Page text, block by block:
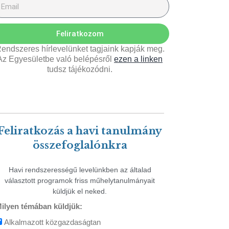
Feliratkozom
hírlevelünket tagjaink kapják meg.
Egyesületbe való belépésről ezen a linken
tudsz tájékozódni.
a havi tanulmány
összefoglalónkra
Havi rendszerességű levelünkben az általad
választott programok friss műhelytanulmányait
küldjük el neked.
témában küldjük:
Alkalmazott közgazdaságtan